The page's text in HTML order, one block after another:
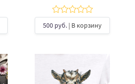
500 руб. | В корзину